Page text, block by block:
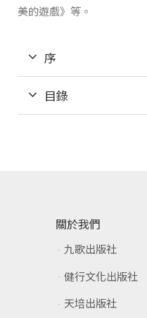
美的遊戲》等。
序
目錄
關於我們
九歌出版社
健行文化出版社
天培出版社